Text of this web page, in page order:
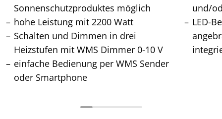
Sonnenschutzproduktes möglich
hohe Leistung mit 2200 Watt
Schalten und Dimmen in drei
Heizstufen mit WMS Dimmer 0-10 V
einfache Bedienung per WMS Sender
oder Smartphone
und/
LED-